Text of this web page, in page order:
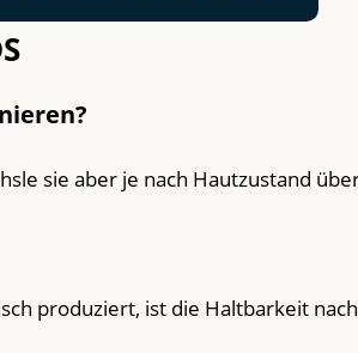
sie aber je nach Hautzustand
produziert, ist die Haltbarkeit